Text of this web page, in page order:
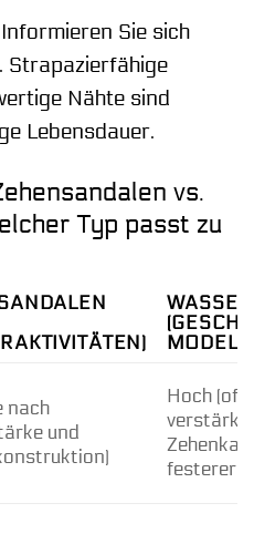
Informieren Sie sich
Strapazierfähige
Nähte sind
Lebensdauer.
vs.
Typ passt zu
nach
und
Hoch (oft
festerer